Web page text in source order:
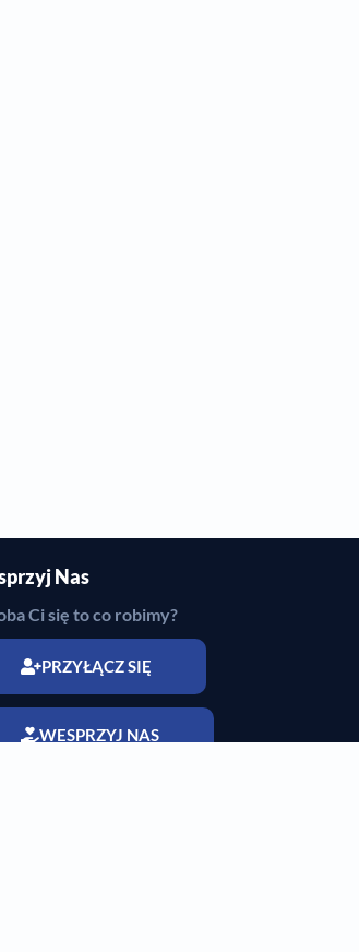
Nas
Ci się to co robimy?
PRZYŁĄCZ SIĘ
WESPRZYJ NAS